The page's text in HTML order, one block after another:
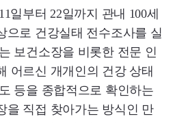
일부터 22일까지 관내 100세
으로 건강실태 전수조사를 실
보건소장을 비롯한 전문 인
어르신 개개인의 건강 상태
등을 종합적으로 확인하는
을 직접 찾아가는 방식인 만